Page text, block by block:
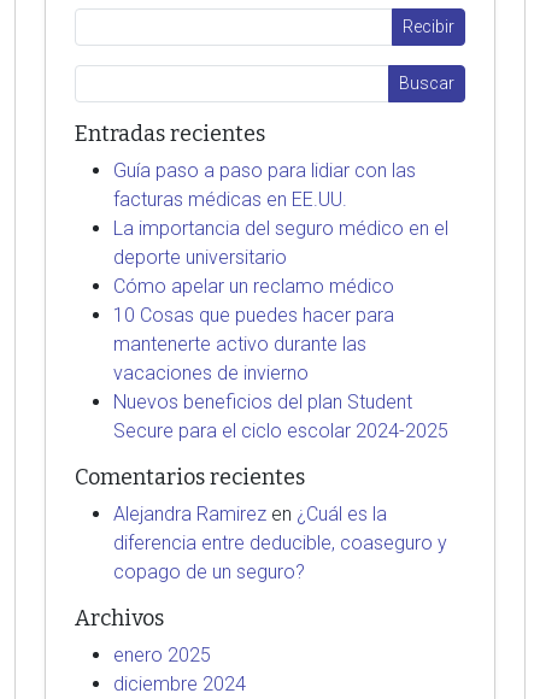
Entradas recientes
Guía paso a paso para lidiar con las
facturas médicas en EE.UU.
La importancia del seguro médico en el
deporte universitario
Cómo apelar un reclamo médico
10 Cosas que puedes hacer para
mantenerte activo durante las
vacaciones de invierno
Nuevos beneficios del plan Student
Secure para el ciclo escolar 2024-2025
Comentarios recientes
Alejandra Ramirez en ¿Cuál es la
diferencia entre deducible, coaseguro y
copago de un seguro?
Archivos
enero 2025
diciembre 2024